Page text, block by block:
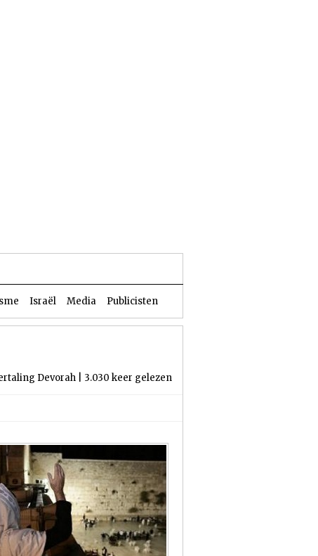
Israël Media Publicisten
Devorah | 3.030 keer gelezen